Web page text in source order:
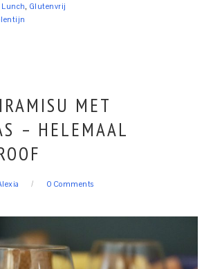
Lunch, Glutenvrij
MET
– HELEMAAL
0 Comments